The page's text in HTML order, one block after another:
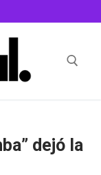
dejó la